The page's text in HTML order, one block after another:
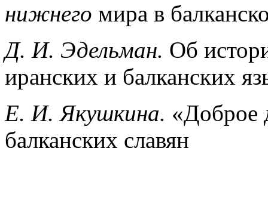
нижнего мира в
Д. И. Эдельман. Об
иранских и балканских
Е. И. Якушкина. «Доброе
балканских славян